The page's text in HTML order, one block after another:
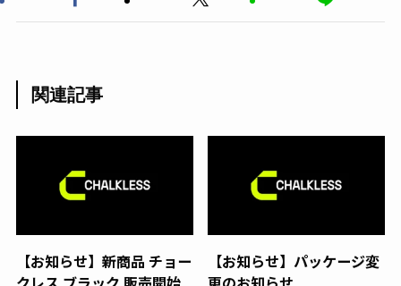
関連記事
【お知らせ】新商品 チョー
【お知らせ】パッケージ変